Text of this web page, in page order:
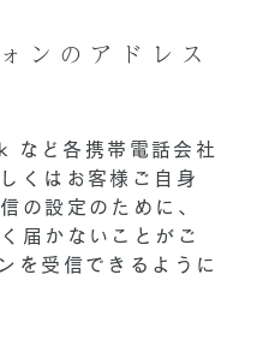
ンのアドレス
ど各携帯電話会社
くはお客様ご自身
の設定のために、
届かないことがご
を受信できるように